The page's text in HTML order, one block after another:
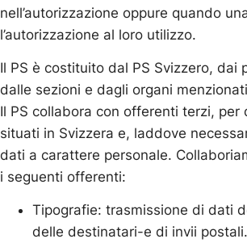
nell’autorizzazione oppure quando
l’autorizzazione al loro utilizzo.
Il PS è costituito dal PS Svizzero, dai
dalle sezioni e dagli organi
Il PS collabora con offerenti terzi, per
situati in Svizzera e, laddove
dati a carattere personale.
i seguenti offerenti:
Tipografie: trasmissione di dati
delle destinatari-e di invii postali.